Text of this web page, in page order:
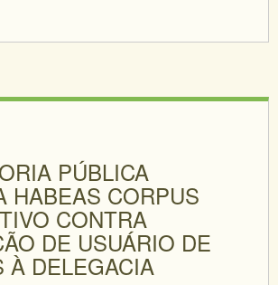
PÚBLICA
HABEAS CORPUS
CONTRA
DE USUÁRIO DE
À DELEGACIA